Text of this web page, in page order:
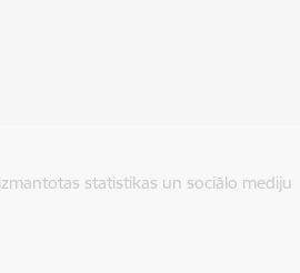
statistikas un sociālo mediju